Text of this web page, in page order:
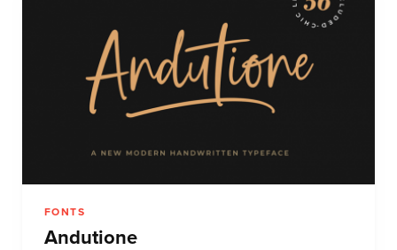
FONTS
Andutione